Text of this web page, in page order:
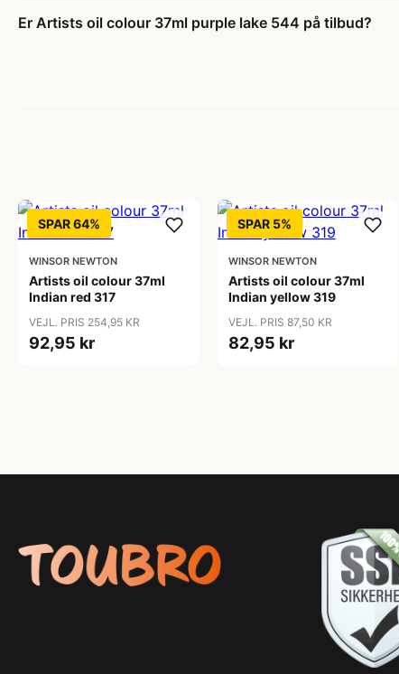
Er Artists oil colour 37ml purple lake 544 på tilbud?
SPAR 64%
WINSOR NEWTON
Artists oil colour 37ml
Indian red 317
VEJL. PRIS 254,95 KR
92,95 kr
SPAR 5%
WINSOR NEWTON
Artists oil colour 37ml
Indian yellow 319
VEJL. PRIS 87,50 KR
82,95 kr